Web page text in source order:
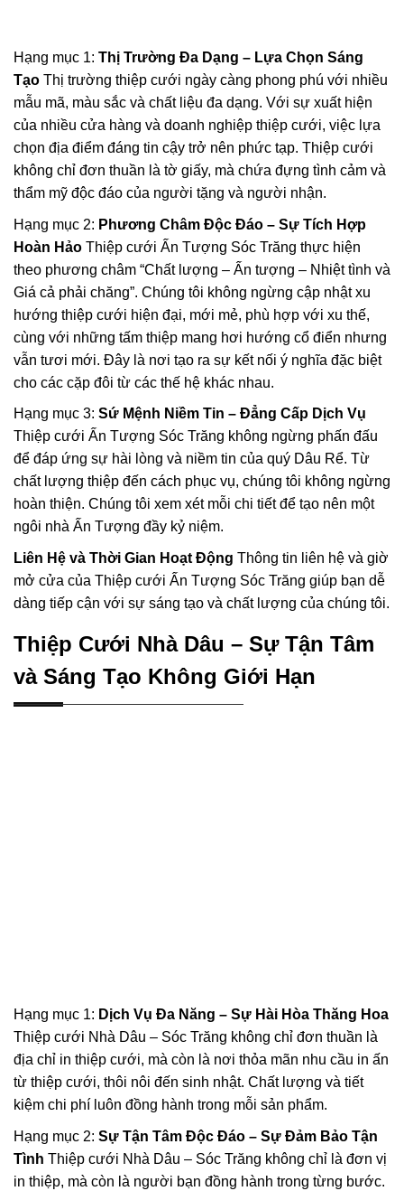
Hạng mục 1: Thị Trường Đa Dạng – Lựa Chọn Sáng
Tạo Thị trường thiệp cưới ngày càng phong phú với nhiều
mẫu mã, màu sắc và chất liệu đa dạng. Với sự xuất hiện
của nhiều cửa hàng và doanh nghiệp thiệp cưới, việc lựa
chọn địa điểm đáng tin cậy trở nên phức tạp. Thiệp cưới
không chỉ đơn thuần là tờ giấy, mà chứa đựng tình cảm và
thẩm mỹ độc đáo của người tặng và người nhận.
Hạng mục 2: Phương Châm Độc Đáo – Sự Tích Hợp
Hoàn Hảo Thiệp cưới Ấn Tượng Sóc Trăng thực hiện
theo phương châm “Chất lượng – Ấn tượng – Nhiệt tình và
Giá cả phải chăng”. Chúng tôi không ngừng cập nhật xu
hướng thiệp cưới hiện đại, mới mẻ, phù hợp với xu thế,
cùng với những tấm thiệp mang hơi hướng cổ điển nhưng
vẫn tươi mới. Đây là nơi tạo ra sự kết nối ý nghĩa đặc biệt
cho các cặp đôi từ các thế hệ khác nhau.
Hạng mục 3: Sứ Mệnh Niềm Tin – Đẳng Cấp Dịch Vụ
Thiệp cưới Ấn Tượng Sóc Trăng không ngừng phấn đấu
để đáp ứng sự hài lòng và niềm tin của quý Dâu Rể. Từ
chất lượng thiệp đến cách phục vụ, chúng tôi không ngừng
hoàn thiện. Chúng tôi xem xét mỗi chi tiết để tạo nên một
ngôi nhà Ấn Tượng đầy kỷ niệm.
Liên Hệ và Thời Gian Hoạt Động Thông tin liên hệ và giờ
mở cửa của Thiệp cưới Ấn Tượng Sóc Trăng giúp bạn dễ
dàng tiếp cận với sự sáng tạo và chất lượng của chúng tôi.
Thiệp Cưới Nhà Dâu – Sự Tận Tâm
và Sáng Tạo Không Giới Hạn
Hạng mục 1: Dịch Vụ Đa Năng – Sự Hài Hòa Thăng Hoa
Thiệp cưới Nhà Dâu – Sóc Trăng không chỉ đơn thuần là
địa chỉ in thiệp cưới, mà còn là nơi thỏa mãn nhu cầu in ấn
từ thiệp cưới, thôi nôi đến sinh nhật. Chất lượng và tiết
kiệm chi phí luôn đồng hành trong mỗi sản phẩm.
Hạng mục 2: Sự Tận Tâm Độc Đáo – Sự Đảm Bảo Tận
Tình Thiệp cưới Nhà Dâu – Sóc Trăng không chỉ là đơn vị
in thiệp, mà còn là người bạn đồng hành trong từng bước.